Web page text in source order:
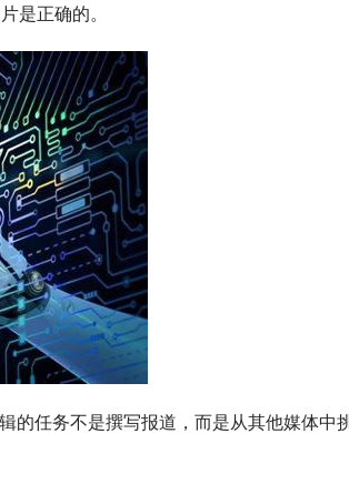
是正确的。
的任务不是撰写报道，而是从其他媒体中